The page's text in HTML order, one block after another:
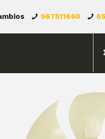
967511660